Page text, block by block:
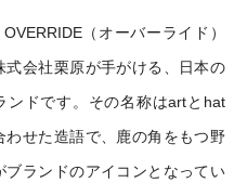
（オーバーライド）
式会社栗原が手がける、日本の
ンドです。その名称はartとhat
わせた造語で、鹿の角をもつ野
ブランドのアイコンとなってい